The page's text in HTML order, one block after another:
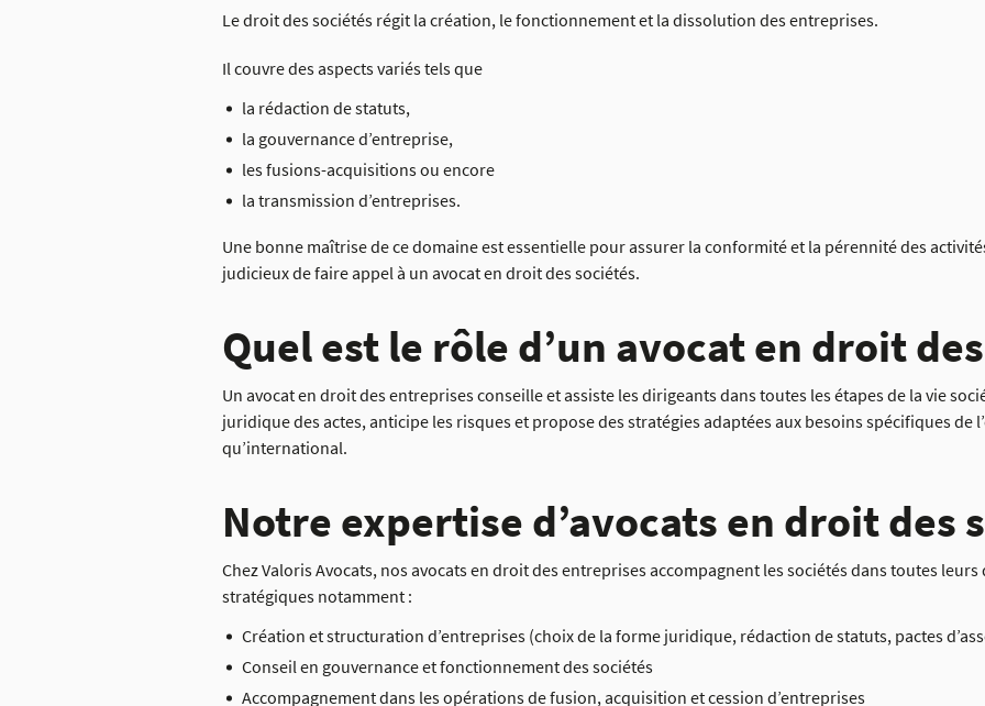
Le droit des sociétés régit la création, le fonctionnement et la dissolution des entreprises.
Il couvre des aspects variés tels que
la rédaction de statuts,
la gouvernance d’entreprise,
les fusions-acquisitions ou encore
la transmission d’entreprises.
Une bonne maîtrise de ce domaine est essentielle pour assurer la conformité et la pérennité des
judicieux de faire appel à un avocat en droit des sociétés.
Quel est le rôle d’un avocat en droit
Un avocat en droit des entreprises conseille et assiste les dirigeants dans toutes les étapes de la vie
juridique des actes, anticipe les risques et propose des stratégies adaptées aux besoins spécifiques de
qu’international.
Notre expertise d’avocats en droit des
Chez Valoris Avocats, nos avocats en droit des entreprises accompagnent les sociétés dans toutes
stratégiques notamment :
Création et structuration d’entreprises (choix de la forme juridique, rédaction de statuts, pactes
Conseil en gouvernance et fonctionnement des sociétés
Accompagnement dans les opérations de fusion, acquisition et cession d’entreprises